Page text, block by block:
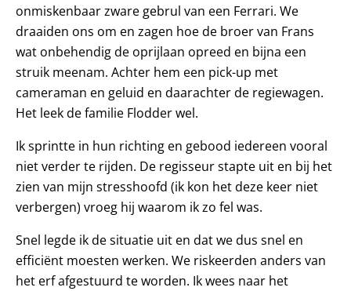
onmiskenbaar zware gebrul van een Ferrari. We
draaiden ons om en zagen hoe de broer van Frans
wat onbehendig de oprijlaan opreed en bijna een
struik meenam. Achter hem een pick-up met
cameraman en geluid en daarachter de regiewagen.
Het leek de familie Flodder wel.
Ik sprintte in hun richting en gebood iedereen vooral
niet verder te rijden. De regisseur stapte uit en bij het
zien van mijn stresshoofd (ik kon het deze keer niet
verbergen) vroeg hij waarom ik zo fel was.
Snel legde ik de situatie uit en dat we dus snel en
efficiënt moesten werken. We riskeerden anders van
het erf afgestuurd te worden. Ik wees naar het